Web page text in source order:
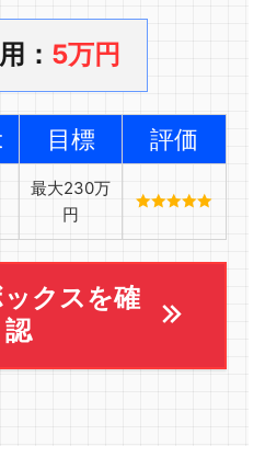
： 5万円
目標 評価
最大230万
円
クスを確
認